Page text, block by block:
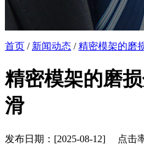
首页 / 新闻动态 /精密模架的磨
精密模架的磨
滑
发布日期：[2025-08-12] 点击